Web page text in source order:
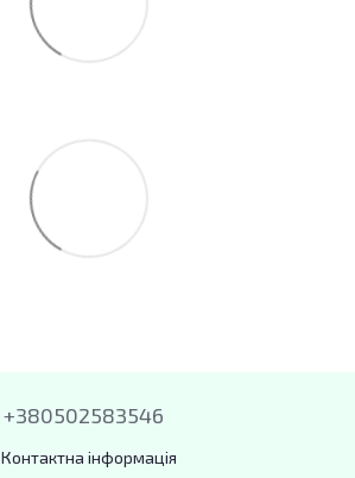
+380502583546
Контактна інформація